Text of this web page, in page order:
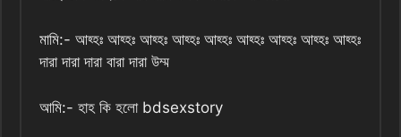
মামি:- আহ্হঃ আহ্হঃ আহ্হঃ আহ্হঃ আহ্হঃ আহ্হঃ আহ্হঃ আহ্হঃ আহ্হঃ
দারা দারা দারা বারা দারা উম্ম
আমি:- হাহ কি হলো bdsexstory